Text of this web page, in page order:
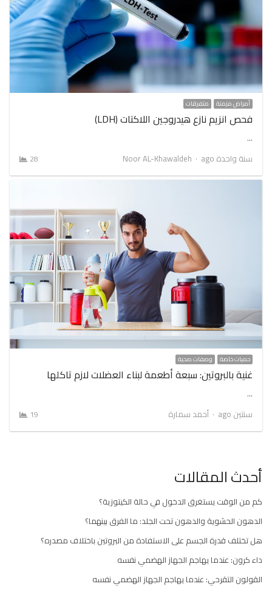
أمراض مزمنة متفرقات
فحص انزيم نازع هيدروجين اللاكتات (LDH)
…
سنة واحدة ago
Author
Noor AL-Khawaldeh
28
حميات خاصة وصفات صحية
غنية بالبروتين: سبعة أطعمة لبناء العضلات لازم تاكلها
…
سنتين ago
Author
أحمد سمارة 19
أحدث المقالات
كم من الوقت يستغرق الدخول في حالة الكيتوزية؟
الدهون الحشوية والدهون تحت الجلد: ما الفرق بينهما؟
هل تختلف قدرة الجسم على الاستفادة من البروتين باختلاف مصدره؟
داء كرون: عندما يهاجم الجهاز الهضمي نفسه
القولون التقرحي: عندما يهاجم الجهاز الهضمي نفسه